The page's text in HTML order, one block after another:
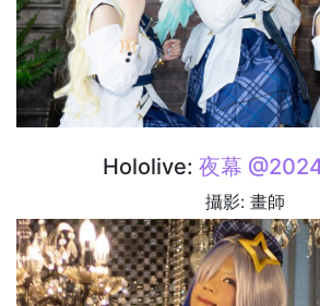
Hololive: 夜幕
攝影: 畫師